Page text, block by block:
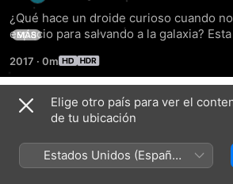
¿Qué hace un droide curioso cuando
espacio para salvando a la galaxia?
La guerra de las galaxias como
supuesto, R2-D2.
MÁS
2017 · 0m
Temporada 1
Elige otro país para ver el
de tu ubicación
Estados Unidos (Español
México)